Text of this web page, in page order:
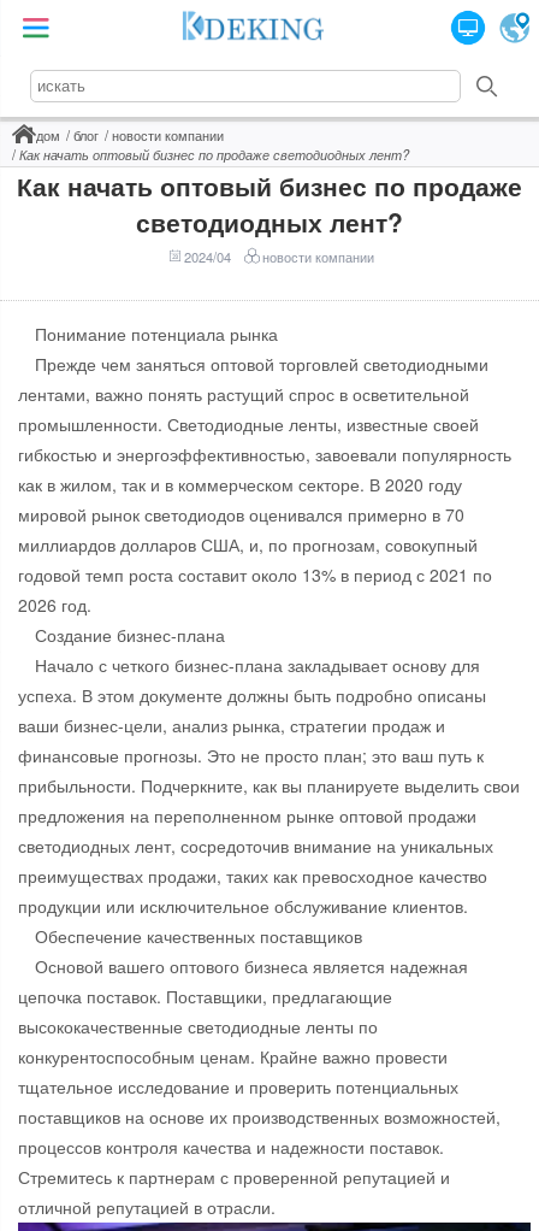
дом блог
новости компании
Как начать оптовый бизнес по продаже светодиодных лент?
Как начать оптовый бизнес по продаже
светодиодных лент?
2024/04 новости компании
Понимание потенциала рынка
Прежде чем заняться оптовой торговлей светодиодными
лентами, важно понять растущий спрос в осветительной
промышленности. Светодиодные ленты, известные своей
гибкостью и энергоэффективностью, завоевали популярность
как в жилом, так и в коммерческом секторе. В 2020 году
мировой рынок светодиодов оценивался примерно в 70
миллиардов долларов США, и, по прогнозам, совокупный
годовой темп роста составит около 13% в период с 2021 по
2026 год.
Создание бизнес-плана
Начало с четкого бизнес-плана закладывает основу для
успеха. В этом документе должны быть подробно описаны
ваши бизнес-цели, анализ рынка, стратегии продаж и
финансовые прогнозы. Это не просто план; это ваш путь к
прибыльности. Подчеркните, как вы планируете выделить свои
предложения на переполненном рынке оптовой продажи
светодиодных лент, сосредоточив внимание на уникальных
преимуществах продажи, таких как превосходное качество
продукции или исключительное обслуживание клиентов.
Обеспечение качественных поставщиков
Основой вашего оптового бизнеса является надежная
цепочка поставок. Поставщики, предлагающие
высококачественные светодиодные ленты по
конкурентоспособным ценам. Крайне важно провести
тщательное исследование и проверить потенциальных
поставщиков на основе их производственных возможностей,
процессов контроля качества и надежности поставок.
Стремитесь к партнерам с проверенной репутацией и
отличной репутацией в отрасли.